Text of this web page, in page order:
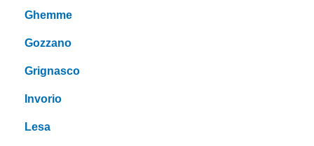
Ghemme
Gozzano
Grignasco
Invorio
Lesa